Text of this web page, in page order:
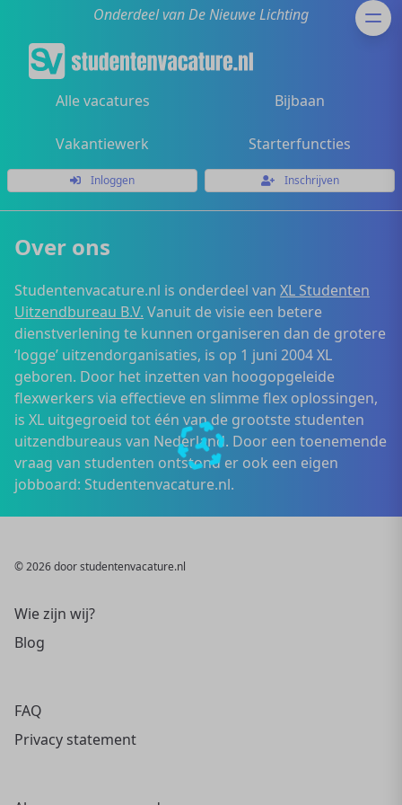
Onderdeel van De Nieuwe Lichting
Alle vacatures Bijbaan
Vakantiewerk Starterfuncties
Inloggen Inschrijven
Over ons
Studentenvacature.nl is onderdeel van XL Studenten
Uitzendbureau B.V. Vanuit de visie een betere
dienstverlening te kunnen organiseren dan de grotere
‘logge’ uitzendorganisaties, is op 1 juni 2004 XL
geboren. Door het inzetten van hoogopgeleide
flexwerkers via effectieve en slimme flex oplossingen,
is XL uitgegroeid tot één van de grootste studenten
uitzendbureaus van Nederland. Door een toenemende
vraag van studenten ontstond er ook een eigen
jobboard: Studentenvacature.nl.
© 2026 door studentenvacature.nl
Wie zijn wij?
Blog
FAQ
Privacy statement